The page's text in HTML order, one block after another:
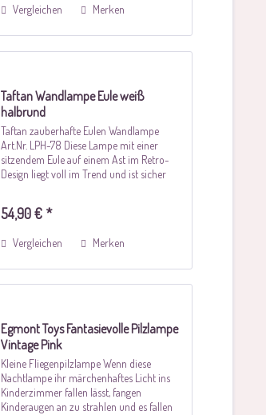
Vergleichen Merken
Taftan Wandlampe Eule weiß
halbrund
Taftan zauberhafte Eulen Wandlampe
Art.Nr. LPH-78 Diese Lampe mit einer
sitzendem Eule auf einem Ast im Retro-
Design liegt voll im Trend und ist sicher
inkl....
54,90 € *
Vergleichen Merken
Egmont Toys Fantasievolle Pilzlampe
Vintage Pink
Kleine Fliegenpilzlampe Wenn diese
Nachtlampe ihr märchenhaftes Licht ins
Kinderzimmer fallen lässt, fangen
Kinderaugen an zu strahlen und es fallen